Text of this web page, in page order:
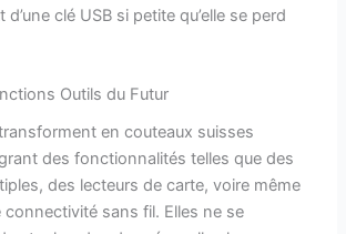
clé USB si petite qu’elle se perd
Outils du Futur
en couteaux suisses
des fonctionnalités telles que des
des lecteurs de carte, voire même
sans fil. Elles ne se